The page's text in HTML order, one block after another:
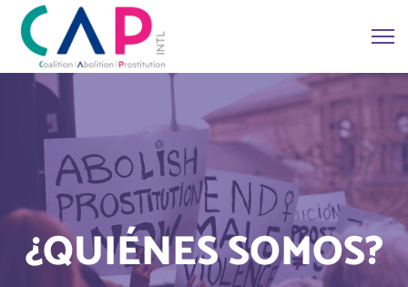
¿QUIÉNES SOMOS?